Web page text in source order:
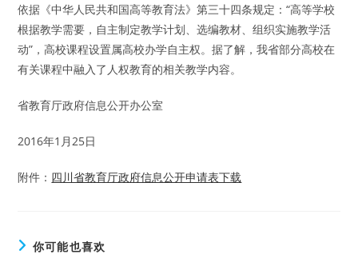
依据《中华人民共和国高等教育法》第三十四条规定：“高等学校
根据教学需要，自主制定教学计划、选编教材、组织实施教学活
动”，高校课程设置属高校办学自主权。据了解，我省部分高校在
有关课程中融入了人权教育的相关教学内容。
省教育厅政府信息公开办公室
2016年1月25日
附件： 四川省教育厅政府信息公开申请表下载
你可能也喜欢